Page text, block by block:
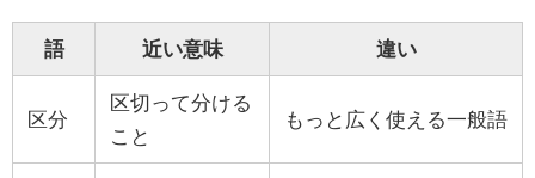
語 近い意味 違い
区分
区切って分ける
こと
もっと広く使える一般語